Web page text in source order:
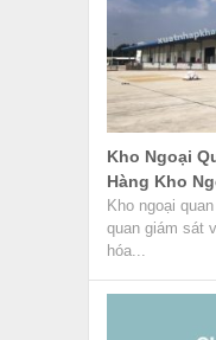
Kho Ngoại
Hàng Kho
Kho ngoại
quan giám sát
hóa...